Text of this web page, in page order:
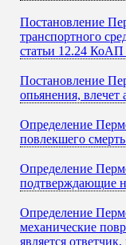
Постановление
транспортного
статьи 12.24
Постановление
опьянения,
Определение
повлекшего
Определение
подтверждающие
Определение
механические
является